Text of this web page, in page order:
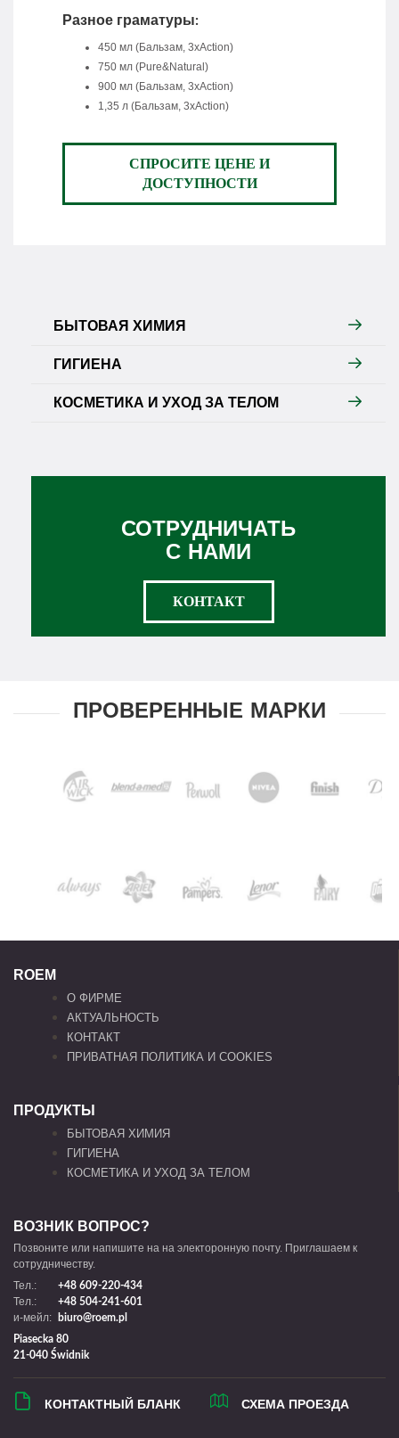
Разное граматуры:
450 мл (Бальзам, 3xAction)
750 мл (Pure&Natural)
900 мл (Бальзам, 3xAction)
1,35 л (Бальзам, 3xAction)
СПРОСИТЕ ЦЕНЕ И
ДОСТУПНОСТИ
БЫТОВАЯ ХИМИЯ
ГИГИЕНА
КОСМЕТИКА И УХОД ЗА ТЕЛОМ
СОТРУДНИЧАТЬ
С НАМИ
КОНТАКТ
ПРОВЕРЕННЫЕ МАРКИ
ROEM
О ФИРМЕ
АКТУАЛЬНОСТЬ
КОНТАКТ
ПРИВАТНАЯ ПОЛИТИКА И COOKIES
ПРОДУКТЫ
БЫТОВАЯ ХИМИЯ
ГИГИЕНА
КОСМЕТИКА И УХОД ЗА ТЕЛОМ
ВОЗНИК ВОПРОС?
Позвоните или напишите на на электоронную почту. Приглашаем к
сотрудничеству.
Тел.:
+48 609-220-434
Тел.: +48 504-241-601
и-мейл:
biuro@roem.pl
Piasecka 80
21-040 Świdnik
КОНТАКТНЫЙ БЛАНК СХЕМА ПРОЕЗДА